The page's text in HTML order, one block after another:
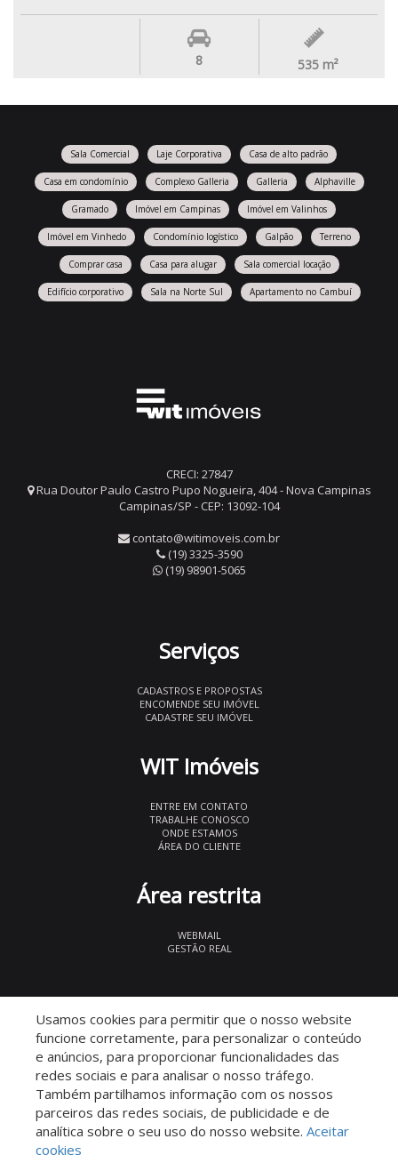
8 535 m²
Sala Comercial Laje Corporativa Casa de alto padrão
Casa em condomínio Complexo Galleria Galleria Alphaville
Gramado Imóvel em Campinas Imóvel em Valinhos
Imóvel em Vinhedo Condomínio logístico Galpão Terreno
Comprar casa Casa para alugar Sala comercial locação
Edifício corporativo Sala na Norte Sul Apartamento no Cambuí
CRECI: 27847
Rua Doutor Paulo Castro Pupo Nogueira, 404 - Nova Campinas
Campinas/SP - CEP: 13092-104
contato@witimoveis.com.br
(19) 3325-3590
(19) 98901-5065
Serviços
CADASTROS E PROPOSTAS
ENCOMENDE SEU IMÓVEL
CADASTRE SEU IMÓVEL
WIT Imóveis
ENTRE EM CONTATO
TRABALHE CONOSCO
ONDE ESTAMOS
ÁREA DO CLIENTE
Área restrita
WEBMAIL
GESTÃO REAL
Descomplicado por:
Usamos cookies para permitir que o nosso website
funcione corretamente, para personalizar o conteúdo
e anúncios, para proporcionar funcionalidades das
redes sociais e para analisar o nosso tráfego.
Também partilhamos informação com os nossos
parceiros das redes sociais, de publicidade e de
analítica sobre o seu uso do nosso website. Aceitar
cookies